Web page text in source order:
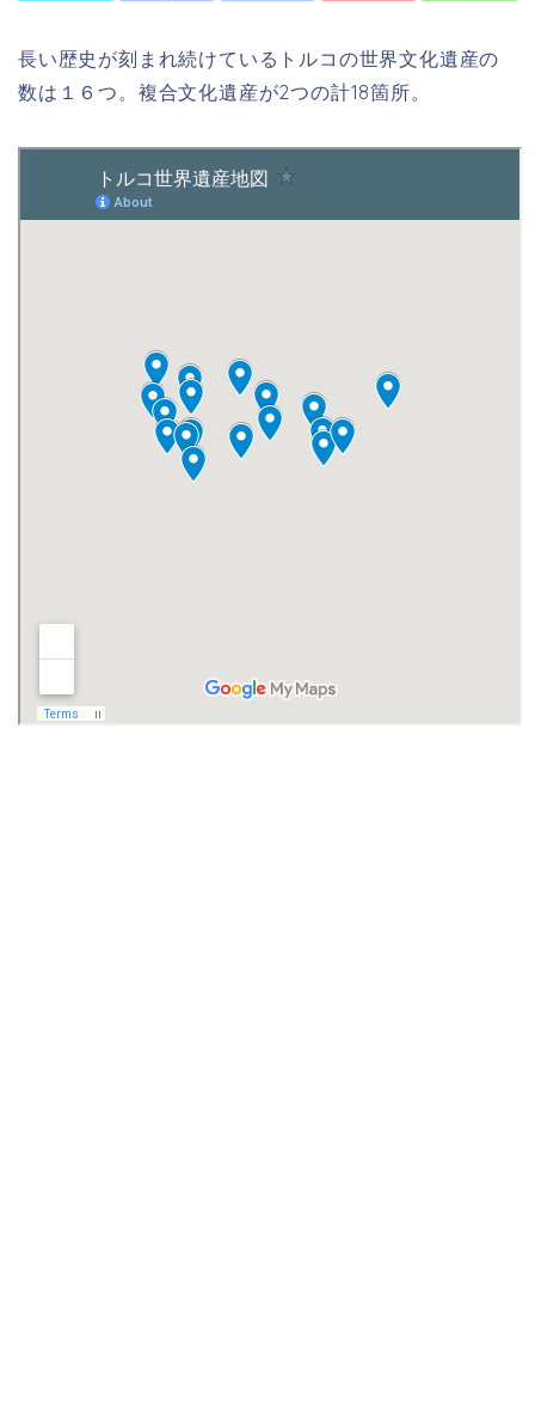
長い歴史が刻まれ続けているトルコの世界文化遺産の
数は１６つ。複合文化遺産が2つの計18箇所。